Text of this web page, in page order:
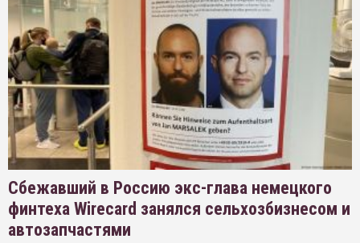
Сбежавший в Россию экс-глава немецкого
финтеха Wirecard занялся сельхозбизнесом и
автозапчастями